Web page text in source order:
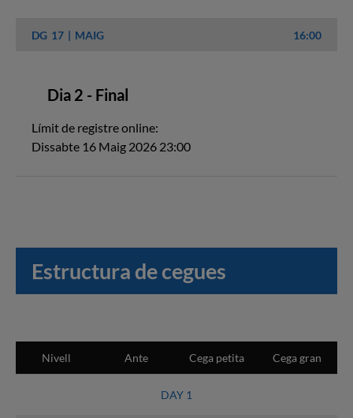
DG 17 MAIG 16:00
Dia 2 - Final
Límit de registre online:
Dissabte 16 Maig 2026 23:00
Estructura de cegues
Nivell Ante Cega petita Cega gran
DAY 1